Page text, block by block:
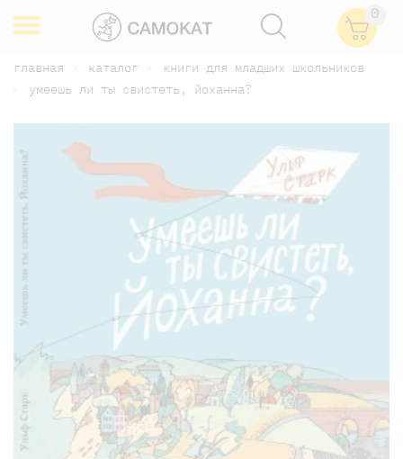
0
главная каталог
книги для младших школьников
умеешь ли ты свистеть, йоханна?